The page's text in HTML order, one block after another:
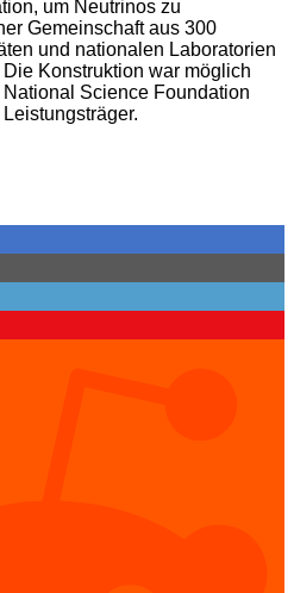
um Neutrinos zu
Gemeinschaft aus 300
und nationalen Laboratorien
Konstruktion war möglich
Science Foundation